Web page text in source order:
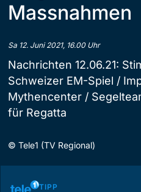
Massnahmen
Sa 12. Juni 2021, 16.00 Uhr
Nachrichten 12.06.21:
Schweizer EM-Spiel /
Mythencenter /
für Regatta
© Tele1 (TV Regional)
TIPP